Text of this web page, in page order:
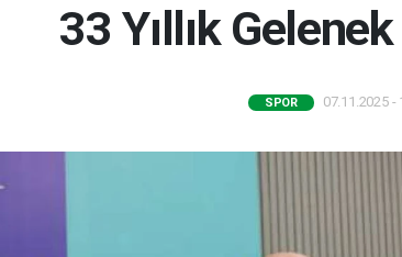
33 Yıllık Gelenek
SPOR 07.11.2025 -